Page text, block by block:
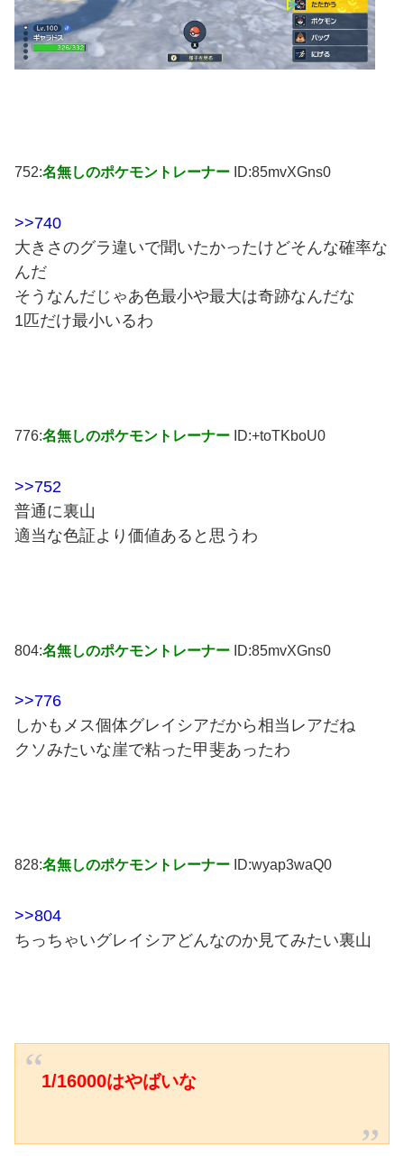
752:名無しのポケモントレーナー ID:85mvXGns0
>>740
大きさのグラ違いで聞いたかったけどそんな確率な
んだ
そうなんだじゃあ色最小や最大は奇跡なんだな
1匹だけ最小いるわ
776:名無しのポケモントレーナー ID:+toTKboU0
>>752
普通に裏山
適当な色証より価値あると思うわ
804:名無しのポケモントレーナー ID:85mvXGns0
>>776
しかもメス個体グレイシアだから相当レアだね
クソみたいな崖で粘った甲斐あったわ
828:名無しのポケモントレーナー ID:wyap3waQ0
>>804
ちっちゃいグレイシアどんなのか見てみたい裏山
1/16000はやばいな